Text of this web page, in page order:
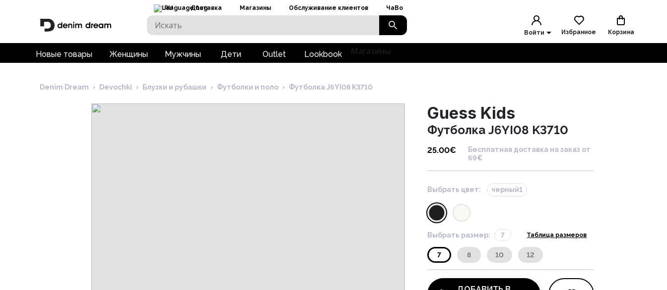
RU Доставка Магазины Обслуживание клиентов ЧаВо
Войти Избранное Корзина
Новые товары Женщины Мужчины Дети Outlet Lookbook Магазины
Denim Dream › Devochki › Блузки и рубашки › Футболки и поло › Футболка J6YI08 K3710
Guess Kids
Футболка J6YI08 K3710
25.00€
Бесплатная доставка на заказ от
69€
Выбрать цвет: черный1
Выбрать размер: 7 Таблица размеров
7 8 10 12